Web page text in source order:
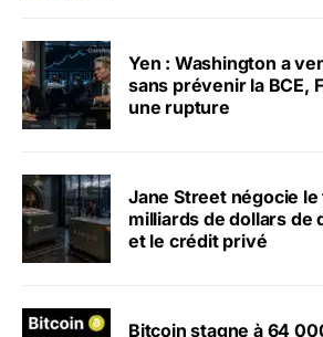
Yen : Washington a
sans prévenir la BCE,
une rupture
Jane Street négocie le
milliards de dollars de
et le crédit privé
Bitcoin stagne à 64